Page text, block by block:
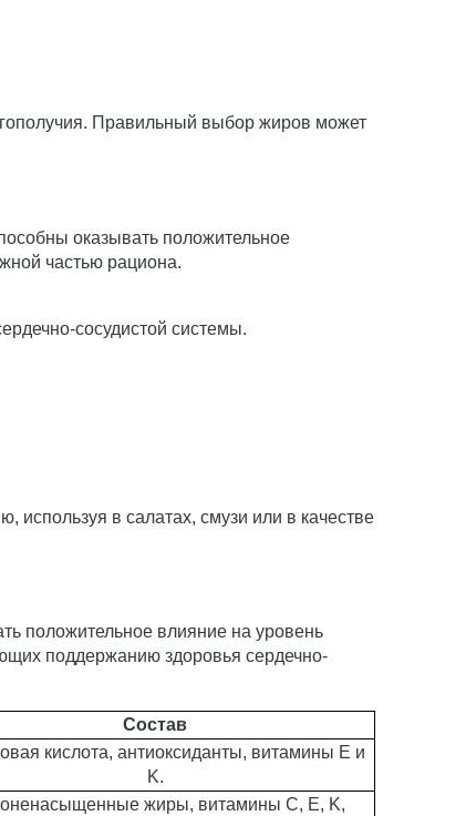
Правильный выбор жиров может
оказывать положительное
частью рациона.
сосудистой системы.
используя в салатах, смузи или в качестве
положительное влияние на уровень
поддержанию здоровья сердечно-
Состав
кислота, антиоксиданты, витамины E и
K.
жиры, витамины C, E, K,